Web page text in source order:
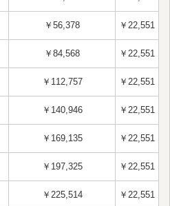
￥56,378 ￥22,551
￥84,568 ￥22,551
￥112,757 ￥22,551
￥140,946 ￥22,551
￥169,135 ￥22,551
￥197,325 ￥22,551
￥225,514 ￥22,551